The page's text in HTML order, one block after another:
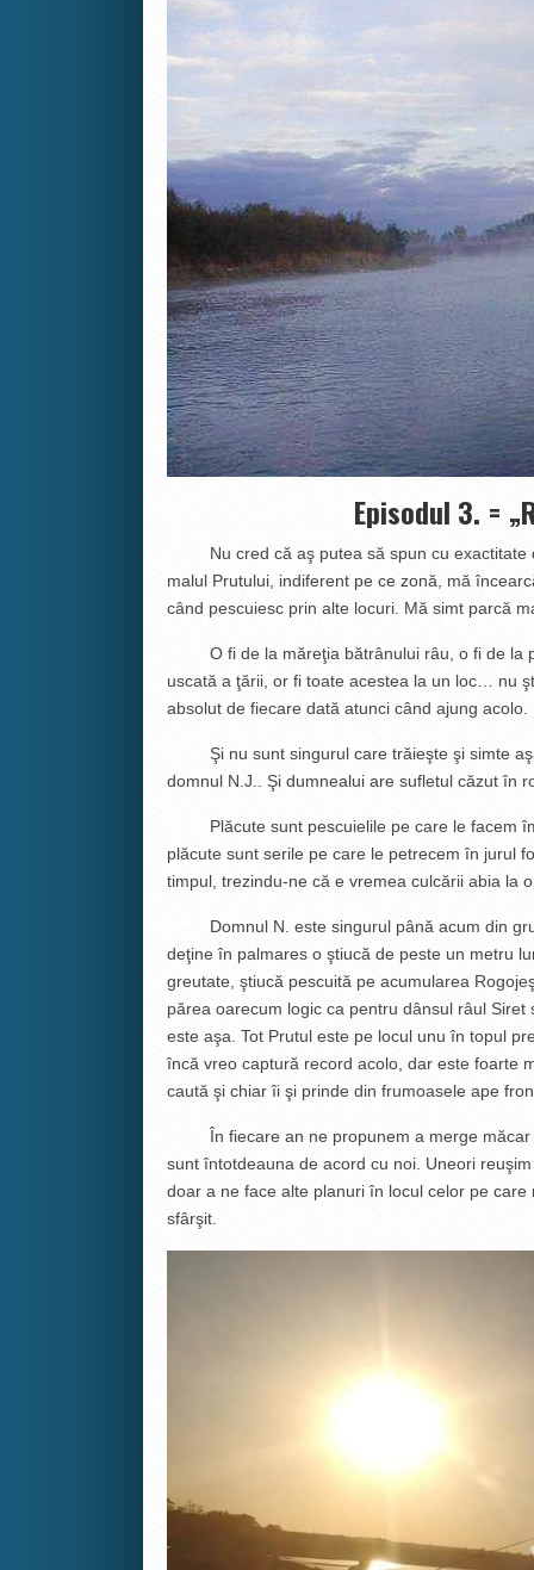
Episodul 3. =
Nu cred că aş putea să spun cu
malul Prutului, indiferent pe ce zonă, mă
când pescuiesc prin alte locuri. Mă simt parcă
O fi de la măreţia bătrânului râu, o fi de la
uscată a ţării, or fi toate acestea la un loc… nu
absolut de fiecare dată atunci când ajung acolo.
Şi nu sunt singurul care trăieşte şi simte
domnul N.J.. Şi dumnealui are sufletul căzut în
Plăcute sunt pescuielile pe care le facem
plăcute sunt serile pe care le petrecem în jurul
timpul, trezindu-ne că e vremea culcării abia la
Domnul N. este singurul până acum din
deţine în palmares o ştiucă de peste un metru
greutate, ştiucă pescuită pe acumularea
părea oarecum logic ca pentru dânsul râul
este aşa. Tot Prutul este pe locul unu în topul
încă vreo captură record acolo, dar este foarte
caută şi chiar îi şi prinde din frumoasele ape
În fiecare an ne propunem a merge măcar
sunt întotdeauna de acord cu noi. Uneori
doar a ne face alte planuri în locul celor pe
sfârşit.